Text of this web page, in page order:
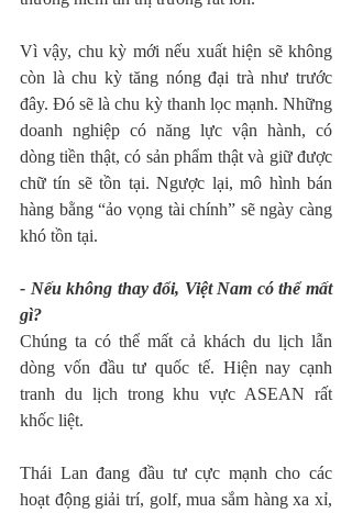
Vì vậy, chu kỳ mới nếu xuất hiện sẽ không
còn là chu kỳ tăng nóng đại trà như trước
đây. Đó sẽ là chu kỳ thanh lọc mạnh. Những
doanh nghiệp có năng lực vận hành, có
dòng tiền thật, có sản phẩm thật và giữ được
chữ tín sẽ tồn tại. Ngược lại, mô hình bán
hàng bằng “ảo vọng tài chính” sẽ ngày càng
khó tồn tại.
- Nếu không thay đổi, Việt Nam có thể mất
gì?
Chúng ta có thể mất cả khách du lịch lẫn
dòng vốn đầu tư quốc tế. Hiện nay cạnh
tranh du lịch trong khu vực ASEAN rất
khốc liệt.
Thái Lan đang đầu tư cực mạnh cho các
hoạt động giải trí, golf, mua sắm hàng xa xỉ,